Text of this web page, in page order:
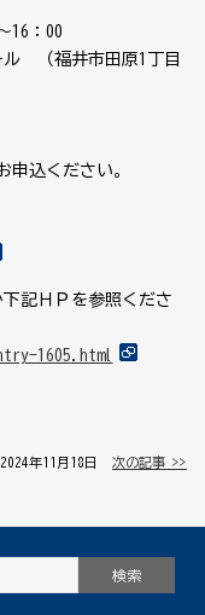
16：00
ル （福井市田原1丁目
申込ください。
記ＨＰを参照くださ
1605.html
2024年11月18日 │次の記事 >>